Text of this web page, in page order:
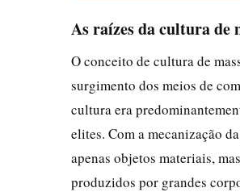
As raízes da cultura
O conceito de cultura de
surgimento dos meios de
cultura era
elites. Com a mecanização
apenas objetos materiais,
produzidos por grandes